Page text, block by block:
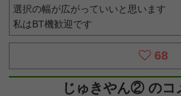
選択の幅が広がっていいと思います
私はBT機歓迎です
68
じゅきやん② のコ